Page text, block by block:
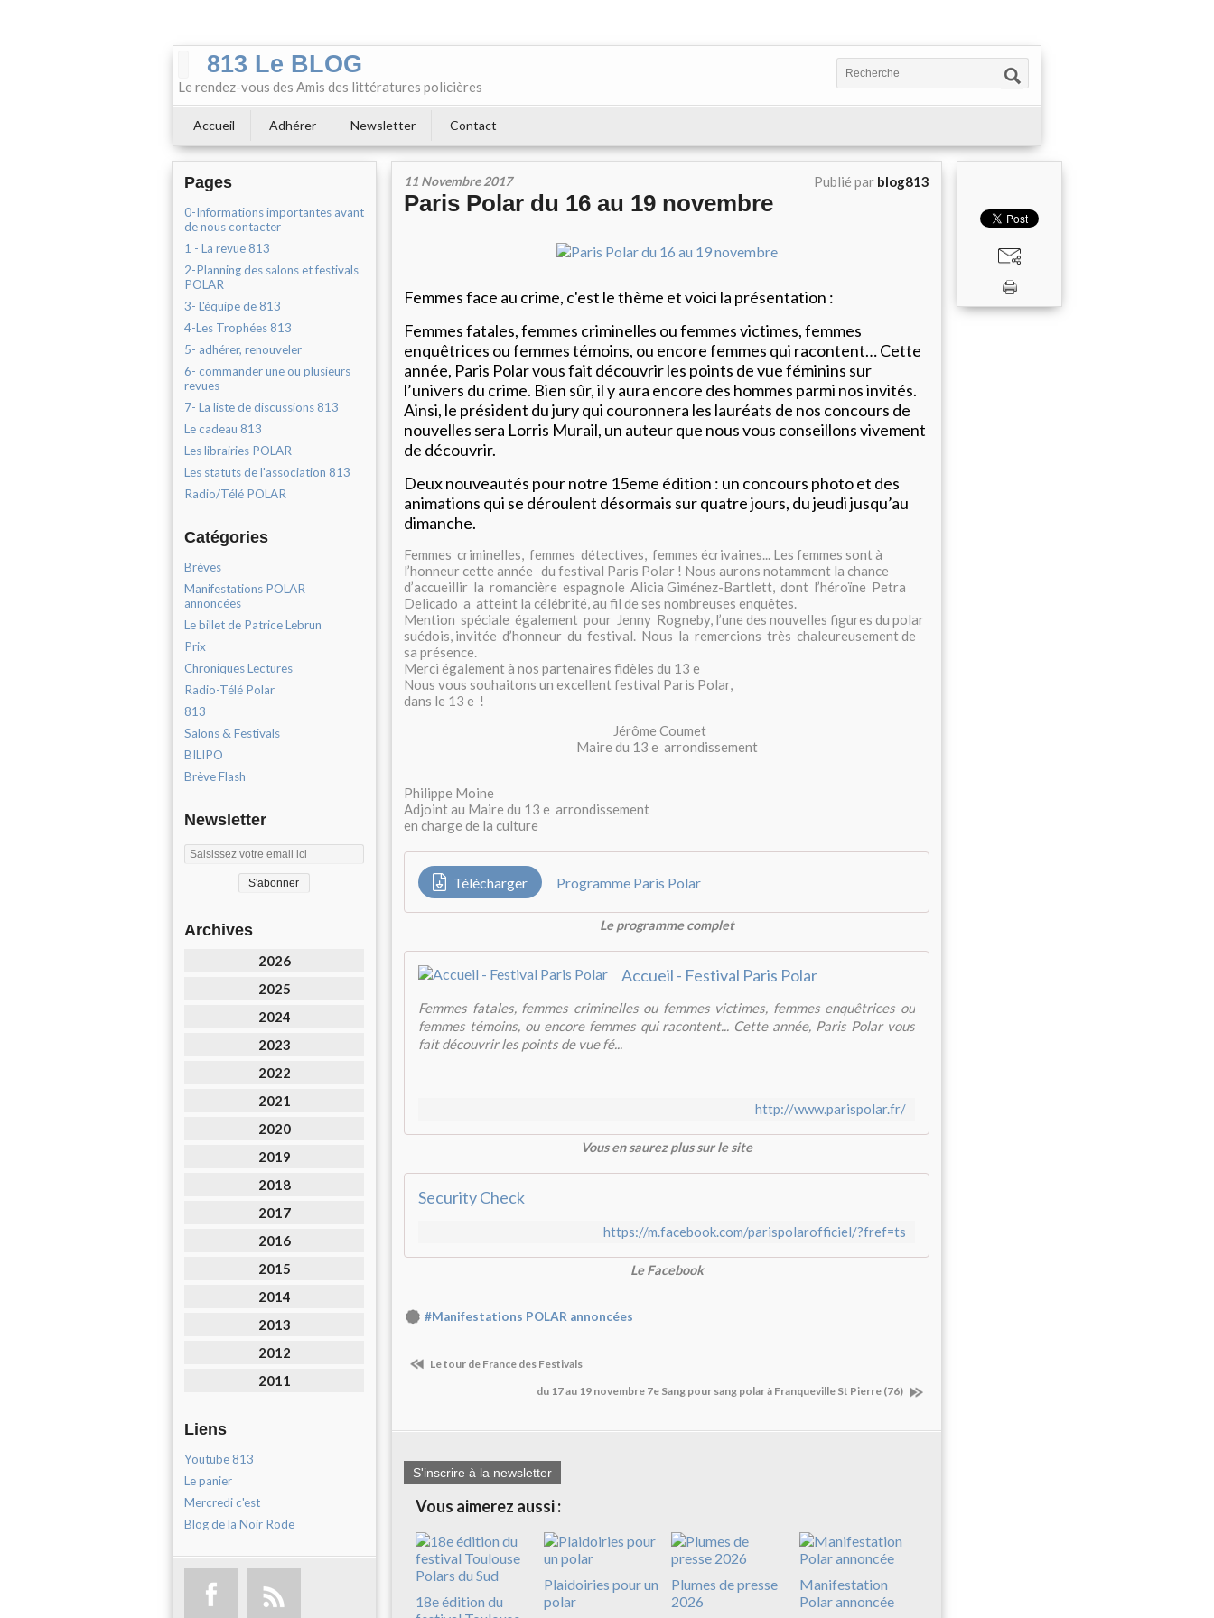
813 Le BLOG
Le rendez-vous des Amis des littératures policières
Accueil Adhérer Newsletter Contact
Pages
0-Informations importantes avant
de nous contacter
1 - La revue 813
2-Planning des salons et festivals
POLAR
3- L'équipe de 813
4-Les Trophées 813
5- adhérer, renouveler
6- commander une ou plusieurs
revues
7- La liste de discussions 813
Le cadeau 813
Les librairies POLAR
Les statuts de l'association 813
Radio/Télé POLAR
Catégories
Brèves
Manifestations POLAR
annoncées
Le billet de Patrice Lebrun
Prix
Chroniques Lectures
Radio-Télé Polar
813
Salons & Festivals
BILIPO
Brève Flash
Newsletter
Archives
2026
2025
2024
2023
2022
2021
2020
2019
2018
2017
2016
2015
2014
2013
2012
2011
Liens
Youtube 813
Le panier
Mercredi c'est
Blog de la Noir Rode
11 Novembre 2017 Publié par blog813
Paris Polar du 16 au 19 novembre
Femmes face au crime, c'est le thème et voici la présentation :
Femmes fatales, femmes criminelles ou femmes victimes, femmes
enquêtrices ou femmes témoins, ou encore femmes qui racontent… Cette
année, Paris Polar vous fait découvrir les points de vue féminins sur
l’univers du crime. Bien sûr, il y aura encore des hommes parmi nos invités.
Ainsi, le président du jury qui couronnera les lauréats de nos concours de
nouvelles sera Lorris Murail, un auteur que nous vous conseillons vivement
de découvrir.
Deux nouveautés pour notre 15eme édition : un concours photo et des
animations qui se déroulent désormais sur quatre jours, du jeudi jusqu’au
dimanche.
Femmes criminelles, femmes détectives, femmes écrivaines... Les femmes sont à
l’honneur cette année du festival Paris Polar ! Nous aurons notamment la chance
d’accueillir la romancière espagnole Alicia Giménez-Bartlett, dont l’héroïne Petra
Delicado a atteint la célébrité, au fil de ses nombreuses enquêtes.
Mention spéciale également pour Jenny Rogneby, l’une des nouvelles figures du polar
suédois, invitée d’honneur du festival. Nous la remercions très chaleureusement de
sa présence.
Merci également à nos partenaires fidèles du 13 e
Nous vous souhaitons un excellent festival Paris Polar,
dans le 13 e !
Jérôme Coumet
Maire du 13 e arrondissement
Philippe Moine
Adjoint au Maire du 13 e arrondissement
en charge de la culture
Télécharger Programme Paris Polar
Le programme complet
Accueil - Festival Paris Polar
Femmes fatales, femmes criminelles ou femmes victimes, femmes enquêtrices ou
femmes témoins, ou encore femmes qui racontent... Cette année, Paris Polar vous
fait découvrir les points de vue fé...
http://www.parispolar.fr/
Vous en saurez plus sur le site
Security Check
https://m.facebook.com/parispolarofficiel/?fref=ts
Le Facebook
#Manifestations POLAR annoncées
Le tour de France des Festivals
du 17 au 19 novembre 7e Sang pour sang polar à Franqueville St Pierre (76)
S'inscrire à la newsletter
Vous aimerez aussi :
18e édition du
Plaidoiries pour un
polar
Plumes de presse
2026
Manifestation
Polar annoncée